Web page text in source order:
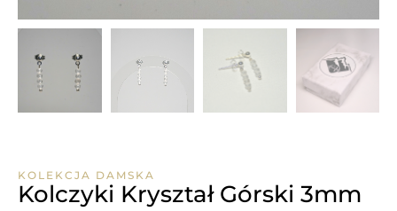
KOLEKCJA DAMSKA
Kolczyki Kryształ Górski 3mm